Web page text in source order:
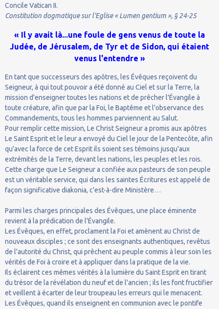
Concile Vatican II.
Constitution dogmatique sur l'Eglise « Lumen gentium », § 24-25
« Il y avait là...une foule de gens venus de toute la
Judée, de Jérusalem, de Tyr et de Sidon, qui étaient
venus l'entendre »
En tant que successeurs des apôtres, les Évêques reçoivent du
Seigneur, à qui tout pouvoir a été donné au Ciel et sur la Terre, la
mission d'enseigner toutes les nations et de prêcher l'Évangile à
toute créature, afin que par la Foi, le Baptême et l'observance des
Commandements, tous les hommes parviennent au Salut.
Pour remplir cette mission, Le Christ Seigneur a promis aux apôtres
Le Saint Esprit et le leur a envoyé du Ciel le jour de la Pentecôte, afin
qu'avec la force de cet Esprit ils soient ses témoins jusqu'aux
extrémités de la Terre, devant les nations, les peuples et les rois.
Cette charge que Le Seigneur a confiée aux pasteurs de son peuple
est un véritable service, qui dans les saintes Écritures est appelé de
façon significative diakonia, c'est-à-dire Ministère…
Parmi les charges principales des Évêques, une place éminente
revient à la prédication de l'Évangile.
Les Évêques, en effet, proclament la Foi et amènent au Christ de
nouveaux disciples ; ce sont des enseignants authentiques, revêtus
de l'autorité du Christ, qui prêchent au peuple commis à leur soin les
vérités de Foi à croire et à appliquer dans la pratique de la vie.
Ils éclairent ces mêmes vérités à la lumière du Saint Esprit en tirant
du trésor de la révélation du neuf et de l'ancien ; ils les font fructifier
et veillent à écarter de leur troupeau les erreurs qui le menacent.
Les Évêques, quand ils enseignent en communion avec le pontife